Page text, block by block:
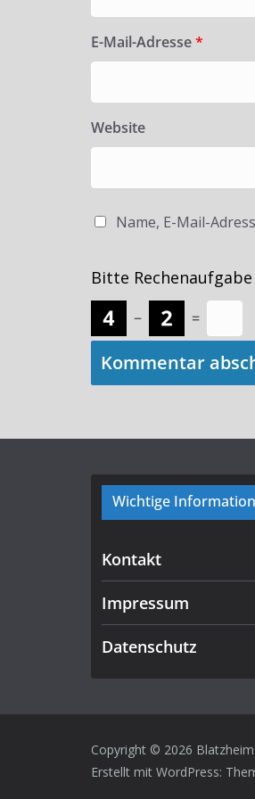
E-Mail-Adresse*
Website
Name, E-Mail-
Bitte
− =
Wichtige
Kontakt
Impressum
Datenschutz
Copyright © 2026
Erstellt mit WordPress: